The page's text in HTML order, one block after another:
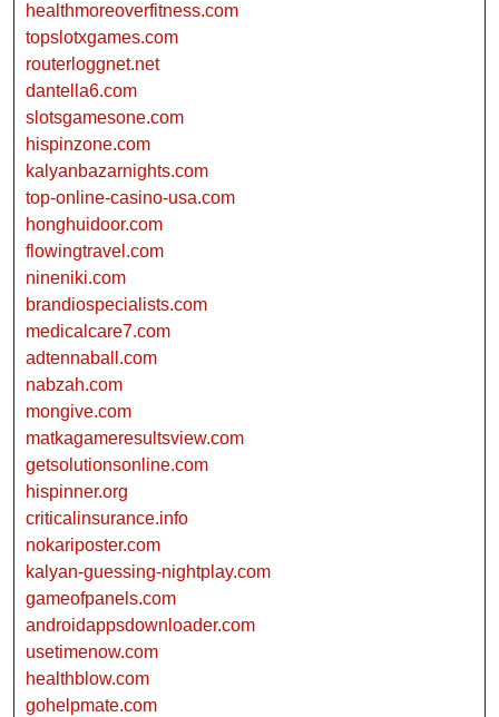
healthmoreoverfitness.com
topslotxgames.com
routerloggnet.net
dantella6.com
slotsgamesone.com
hispinzone.com
kalyanbazarnights.com
top-online-casino-usa.com
honghuidoor.com
flowingtravel.com
nineniki.com
brandiospecialists.com
medicalcare7.com
adtennaball.com
nabzah.com
mongive.com
matkagameresultsview.com
getsolutionsonline.com
hispinner.org
criticalinsurance.info
nokariposter.com
kalyan-guessing-nightplay.com
gameofpanels.com
androidappsdownloader.com
usetimenow.com
healthblow.com
gohelpmate.com